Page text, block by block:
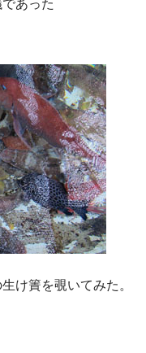
あった
け簀を覗いてみた。